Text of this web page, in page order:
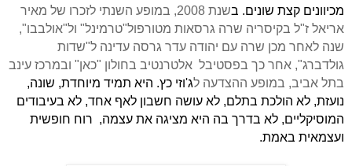
מכיוונים קצת שונים. בשנת 2008, במופע השנתי לזכרו של מאיר
אריאל ז"ל בקיסריה שרה גרסאות מטורפול"טרמינל" ול"אולבבו",
שנה לאחר מכן שרה עם יהודה עדר גרסה עדינה ל"שדות
גולדברג", אחר כך בפסטיבל אלטרנטיב בחולון "כאן" ובמרכז עינב
בתל אביב, במופע ההצדעה לג'וזי כץ. היא תמיד מיוחדת, שונה,
נועזת, לא הולכת בתלם, לא עושה חשבון לאף אחד, לא בעיבודים
המוסיקליים, לא בדרך בה היא מציגה את עצמה, רוח חופשית
ועצמאית באמת.